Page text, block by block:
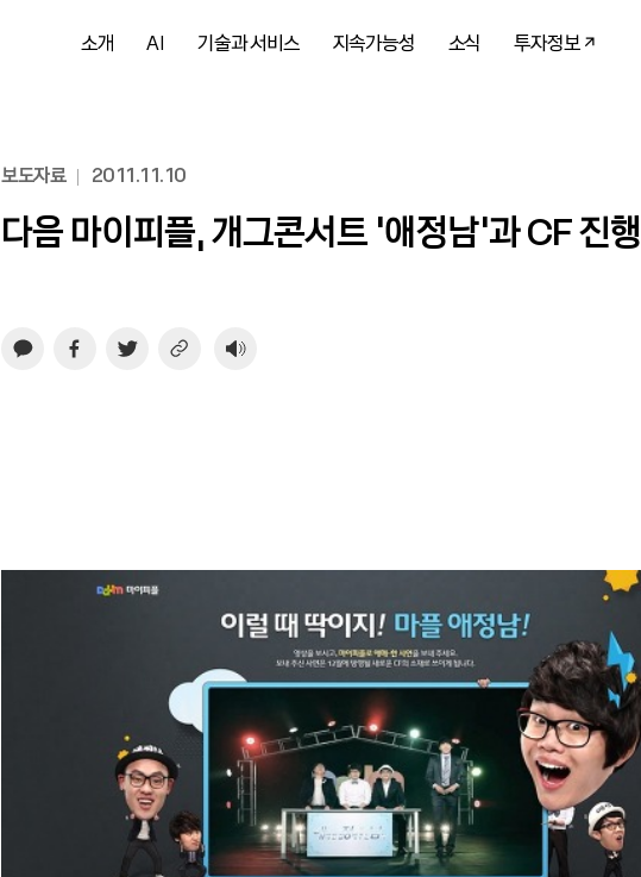
소개 AI 기술과 서비스 지속가능성 소식 투자정보
보도자료 2011.11.10
다음 마이피플, 개그콘서트 ‘애정남’과 CF 진행